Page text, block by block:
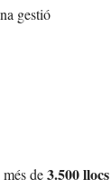
gestió
de3.500 llocs